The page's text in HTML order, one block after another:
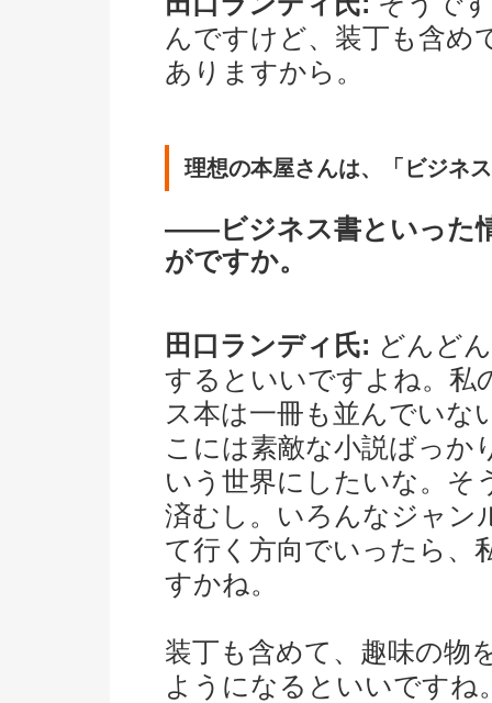
んですけど、装丁も含め
ありますから。
理想の本屋さんは、「ビジネ
――ビジネス書といった
がですか。
田口ランディ氏: どんど
するといいですよね。私
ス本は一冊も並んでいな
こには素敵な小説ばっか
いう世界にしたいな。そ
済むし。いろんなジャン
て行く方向でいったら、
すかね。
装丁も含めて、趣味の物
ようになるといいですね